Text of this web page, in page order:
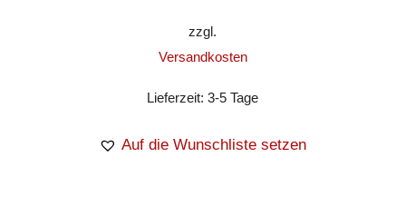
zzgl.
Versandkosten
Lieferzeit:3-5 Tage
Auf die Wunschliste setzen